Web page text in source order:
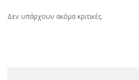
Δεν υπάρχουν ακόμα κριτικές.